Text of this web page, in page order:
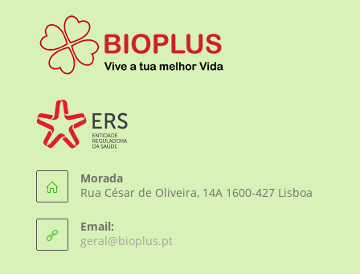
Morada
Rua César de Oliveira, 14A 1600-427 Lisboa
Email:
geral@bioplus.ptOpens